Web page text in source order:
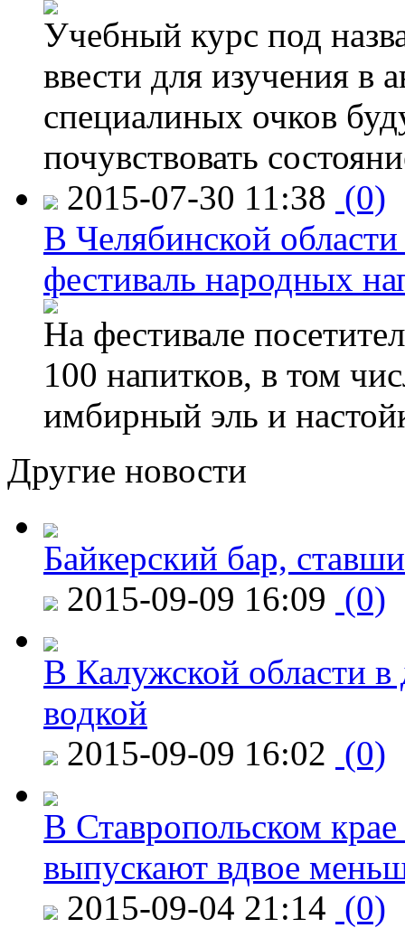
Учебный курс под
ввести для изучения
специалиных очков
почувствовать
2015-07-30 11:38 (0)
В Челябинской
фестиваль народных
На фестивале
100 напитков, в том
имбирный эль и
Другие новости
Байкерский бар,
2015-09-09 16:09 (0)
В Калужской области в
водкой
2015-09-09 16:02 (0)
В Ставропольском
выпускают вдвое
2015-09-04 21:14 (0)